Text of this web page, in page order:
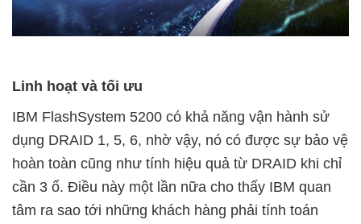
Linh hoạt và tối ưu
IBM FlashSystem 5200 có khả năng vận hành sử
dụng DRAID 1, 5, 6, nhờ vậy, nó có được sự bảo vệ
hoàn toàn cũng như tính hiệu quả từ DRAID khi chỉ
cần 3 ổ. Điều này một lần nữa cho thấy IBM quan
tâm ra sao tới những khách hàng phải tính toán